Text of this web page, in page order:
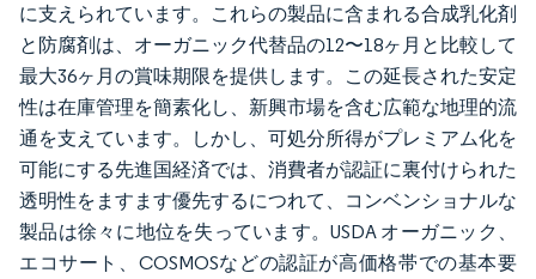
に支えられています。これらの製品に含まれる合成乳化剤
と防腐剤は、オーガニック代替品の12〜18ヶ月と比較して
最大36ヶ月の賞味期限を提供します。この延長された安定
性は在庫管理を簡素化し、新興市場を含む広範な地理的流
通を支えています。しかし、可処分所得がプレミアム化を
可能にする先進国経済では、消費者が認証に裏付けられた
透明性をますます優先するにつれて、コンベンショナルな
製品は徐々に地位を失っています。USDA オーガニック、
エコサート、COSMOSなどの認証が高価格帯での基本要